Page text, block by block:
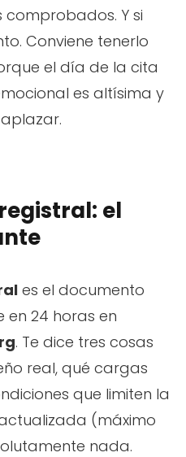
comprobados. Y si
Conviene tenerlo
el día de la cita
es altísima y
el
es el documento
en 24 horas en
. Te dice tres cosas
real, qué cargas
que limiten la
(máximo
nada.